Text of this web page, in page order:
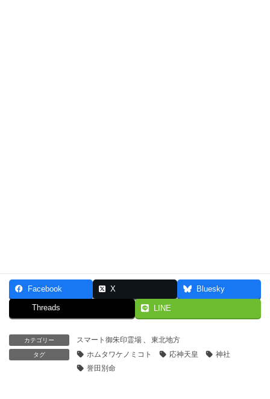
Facebook X Bluesky
Threads LINE
カテゴリー スマート御朱印霊場 、 東北地方
タグ ホムタワケノミコト 応神天皇
神社
誉田別命